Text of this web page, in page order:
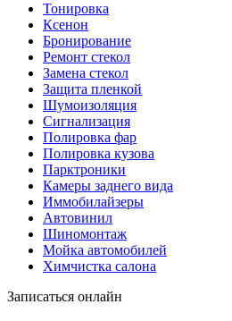
Тонировка
Ксенон
Бронирование
Ремонт стекол
Замена стекол
Защита пленкой
Шумоизоляция
Сигнализация
Полировка фар
Полировка кузова
Парктроники
Камеры заднего вида
Иммобилайзеры
Автовинил
Шиномонтаж
Мойка автомобилей
Химчистка салона
Записаться онлайн